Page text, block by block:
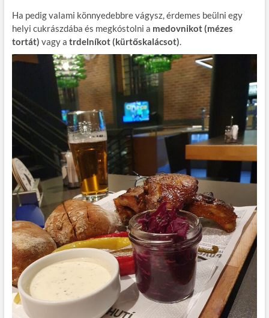
Ha pedig valami könnyedebbre vágysz, érdemes beülni egy
helyi cukrászdába és megkóstolni a medovnikot (mézes
tortát) vagy a trdelníkot (kürtőskalácsot)